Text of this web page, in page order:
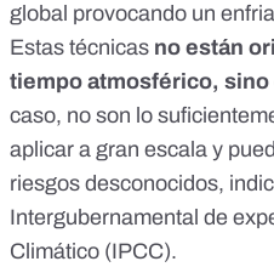
global provocando un
Estas técnicas no están
tiempo atmosférico, sino
caso, no son lo
aplicar a gran escala y
riesgos desconocidos,
Intergubernamental de
Climático (IPCC).